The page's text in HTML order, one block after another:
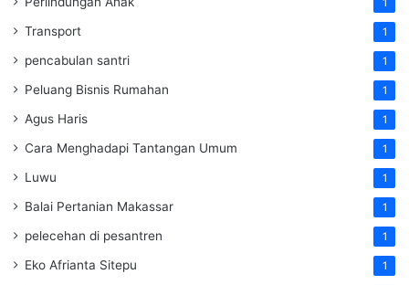
1
Transport 1
pencabulan santri 1
Peluang Bisnis Rumahan 1
Agus Haris 1
Cara Menghadapi Tantangan Umum 1
Luwu 1
Balai Pertanian Makassar 1
pelecehan di pesantren 1
Eko Afrianta Sitepu 1